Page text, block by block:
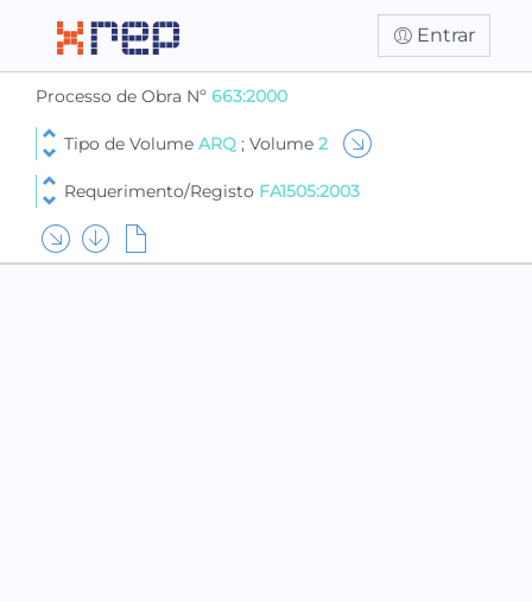
Entrar
Processo de Obra Nº 663:2000
Tipo de Volume ARQ ; Volume 2
Requerimento/Registo FA1505:2003